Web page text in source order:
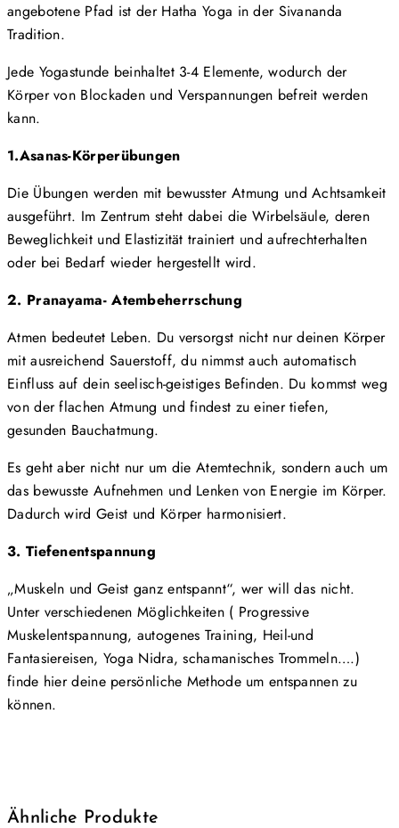
angebotene Pfad ist der Hatha Yoga in der Sivananda
Tradition.
Jede Yogastunde beinhaltet 3-4 Elemente, wodurch der
Körper von Blockaden und Verspannungen befreit werden
kann.
1.Asanas-Körperübungen
Die Übungen werden mit bewusster Atmung und Achtsamkeit
ausgeführt. Im Zentrum steht dabei die Wirbelsäule, deren
Beweglichkeit und Elastizität trainiert und aufrechterhalten
oder bei Bedarf wieder hergestellt wird.
2. Pranayama- Atembeherrschung
Atmen bedeutet Leben. Du versorgst nicht nur deinen Körper
mit ausreichend Sauerstoff, du nimmst auch automatisch
Einfluss auf dein seelisch-geistiges Befinden. Du kommst weg
von der flachen Atmung und findest zu einer tiefen,
gesunden Bauchatmung.
Es geht aber nicht nur um die Atemtechnik, sondern auch um
das bewusste Aufnehmen und Lenken von Energie im Körper.
Dadurch wird Geist und Körper harmonisiert.
3. Tiefenentspannung
„Muskeln und Geist ganz entspannt“, wer will das nicht.
Unter verschiedenen Möglichkeiten ( Progressive
Muskelentspannung, autogenes Training, Heil-und
Fantasiereisen, Yoga Nidra, schamanisches Trommeln….)
finde hier deine persönliche Methode um entspannen zu
können.
Ähnliche Produkte